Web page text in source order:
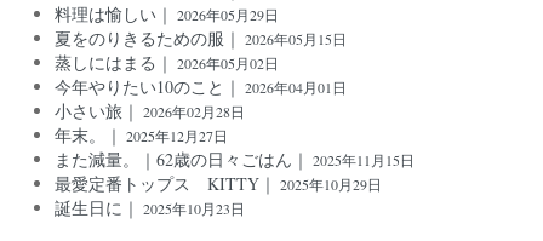
料理は愉しい｜ 2026年05月29日
夏をのりきるための服｜ 2026年05月15日
蒸しにはまる｜ 2026年05月02日
今年やりたい10のこと｜ 2026年04月01日
小さい旅｜ 2026年02月28日
年末。｜ 2025年12月27日
また減量。｜62歳の日々ごはん｜ 2025年11月15日
最愛定番トップス KITTY｜ 2025年10月29日
誕生日に｜ 2025年10月23日